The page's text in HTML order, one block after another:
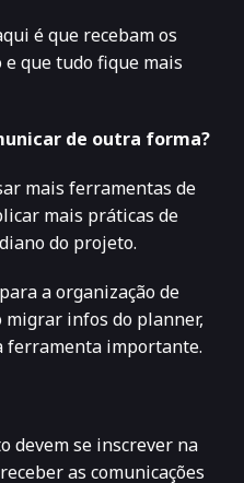
é que recebam os
que tudo fique mais
de outra forma?
mais ferramentas de
mais práticas de
do projeto.
a organização de
infos do planner,
ferramenta importante.
devem se inscrever na
as comunicações